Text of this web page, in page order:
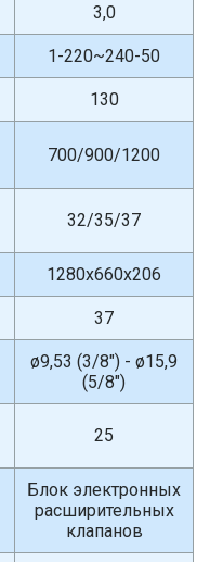
3,0
1-220~240-50
130
700/900/1200
32/35/37
1280x660x206
37
ø9,53 (3/8") - ø15,9
(5/8")
25
Блок электронных
расширительных
клапанов